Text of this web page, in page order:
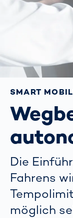
SMART
Die
Fahrens
möglich